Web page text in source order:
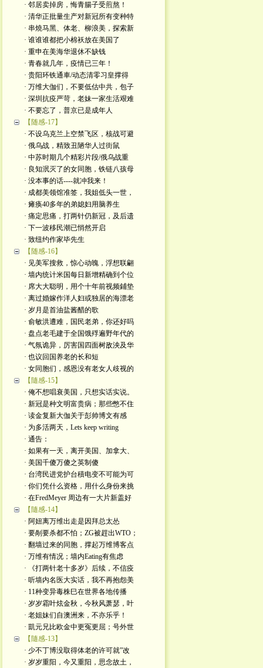
· 邻居卖掉房，悔青腸子受煎熬！
· 清华正批量生产对新冠所有变种特
· 串燒马黑、体老、柳浪美，探索新
· 谁谁谁都把小棉袄放在美国了
· 重申在美海华退休不缺钱
· 青春就几年，疫情已三年！
· 贵阳环铁通車/动态清零习皇撑得
· 万维大伽们，不要低估中共，包子
· 深圳抗疫严苛，老妹一家生活艰难
· 不要忘了，普京已是成年人
【随感-17】
· 不设乌克兰上空禁飞区，核战可避
· 俄乌战，精致丑陋华人过街鼠
· 中苏时期几个精彩片段/俄乌战重
· 良知泯灭了的女同胞，铁链八孩母
· 没本事的话----就冲我来！
· 成都美领馆准签，我姐低头一世，
· 瘫痪40多年的弟媳妇用脑养生
· 痛定思痛，打两针仍新冠，及后遗
· 下一波移民潮已悄然开启
· 致纽约作家毕先生
【随感-16】
· 见美军搜救，惊心动魄，浮想联翩
· 墙内统计米国每日新增精确到个位
· 席大大聪明，用个十年前视频鋪垫
· 离过婚嫁作洋人妇或独居的海漂老
· 岁月是首油盐酱醋的歌
· 俞敏洪遭难，国民老弟，你还好吗
· 盘点老毛建于全国饿殍遍野年代的
· 气氛诡异，厉害国四面树敌泱及华
· 也议回国养老的长和短
· 女同胞们，感恩没有老女人歧视的
【隨感-15】
· 俺不想唱衰美国，只想实话实说。
· 新冠是种文明富贵病；那些憋不住
· 读金复新大伽关于彭帅博文有感
· 为多活两天，Lets keep writing
· 通告：
· 如果有一天，离开美国、加拿大、
· 美国千傻万傻之英制傻
· 台湾民进党护台積电变不可能为可
· 你们凭什么资格，用什么身份来挑
· 在FredMeyer 周边有一大片新盖好
【隨感-14】
· 阿妞离万维出走是因拜总太怂
· 要剮要杀都不怕；ZG被趕出WTO；
· 翻墙过来的同胞，撑起万维博客点
· 万维有情况；墙内Eating有焦虑
· 《打两针老十多岁》后续，不信疫
· 听墙内名医大实话，我不再抱怨美
· 11种变异毒株巳在世界各地传播
· 岁岁霜叶炫金秋，今秋风萧瑟，叶
· 老姐妹们自澳洲来，不亦乐乎！
· 凱元兄比欧金中更冤更屈；号外世
【隨感-13】
· 少不丁博没取得体老的许可就”改
· 岁岁重阳，今又重阳，思念故土，